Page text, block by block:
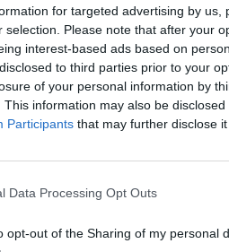
for targeted advertising by
selection. Please note that after your
interest-based ads based on
to third parties prior to your
of your personal information by
This information may also be
Participants that may further disclose
Data Processing Opt Outs
opt-out of the Sharing of my personal
där jag berättar om det här, där
hur vi ska dra hit turister om vi
har fungerar hur bra som helst.
hantverk och vi har inte